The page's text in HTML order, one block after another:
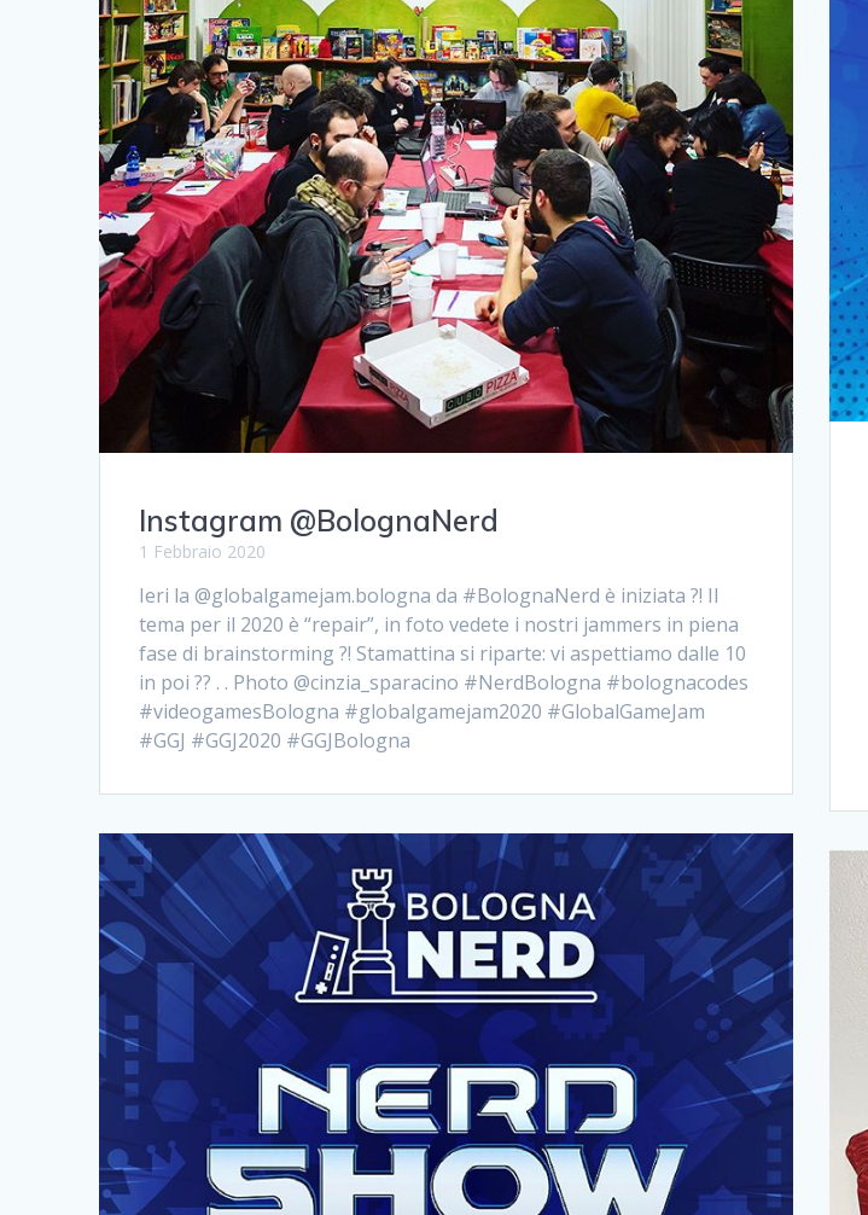
Instagram @BolognaNerd
1 Febbraio 2020
Ieri la @globalgamejam.bologna da #BolognaNerd è iniziata ?! Il
tema per il 2020 è “repair”, in foto vedete i nostri jammers in piena
fase di brainstorming ?! Stamattina si riparte: vi aspettiamo dalle 10
in poi ?? . . Photo @cinzia_sparacino #NerdBologna #bolognacodes
#videogamesBologna #globalgamejam2020 #GlobalGameJam
#GGJ #GGJ2020 #GGJBologna